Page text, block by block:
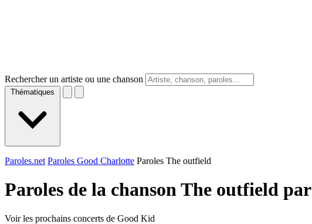
Rechercher un artiste ou une chanson
Thématiques
Paroles.net Paroles Good Charlotte Paroles The outfield
Paroles de la chanson The outfield par
Voir les prochains concerts de Good Kid